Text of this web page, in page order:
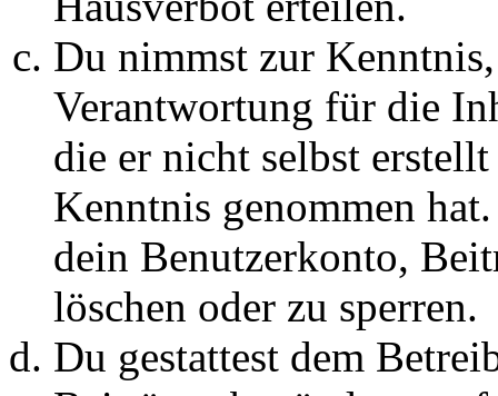
Du nimmst zur
Verantwortung für die
die er nicht selbst
Kenntnis genommen
dein Benutzerkonto,
löschen oder zu sperren.
Du gestattest dem